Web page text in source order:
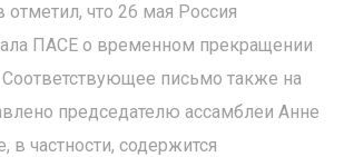
что 26 мая Россия
ПАСЕ о временном прекращении
Соответствующее письмо также на
председателю ассамблеи Анне
в частности, содержится